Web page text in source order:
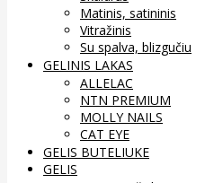
Matinis, satininis
Vitražinis
Su spalva, blizgučiu
GELINIS LAKAS
ALLELAC
NTN PREMIUM
MOLLY NAILS
CAT EYE
GELIS BUTELIUKE
GELIS